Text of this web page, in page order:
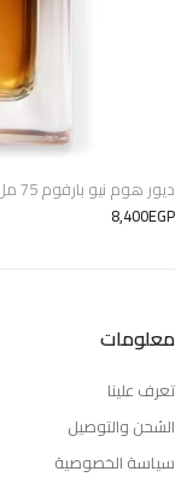
ديور هوم نيو بارفوم 75 مل للرجال
8,400EGP
معلومات
تعرف علينا
الشحن والتوصيل
سياسة الخصوصية